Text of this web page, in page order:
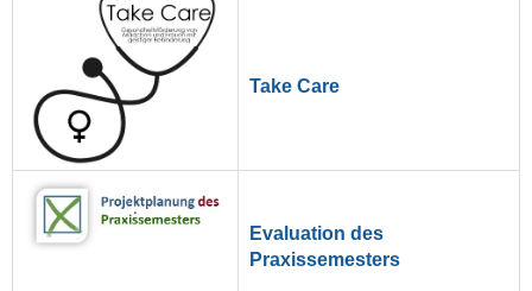
Take Care
Evaluation des
Praxissemesters